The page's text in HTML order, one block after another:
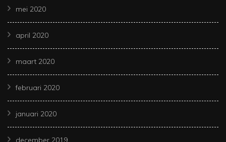
mei 2020
april 2020
maart 2020
februari 2020
januari 2020
december 2019